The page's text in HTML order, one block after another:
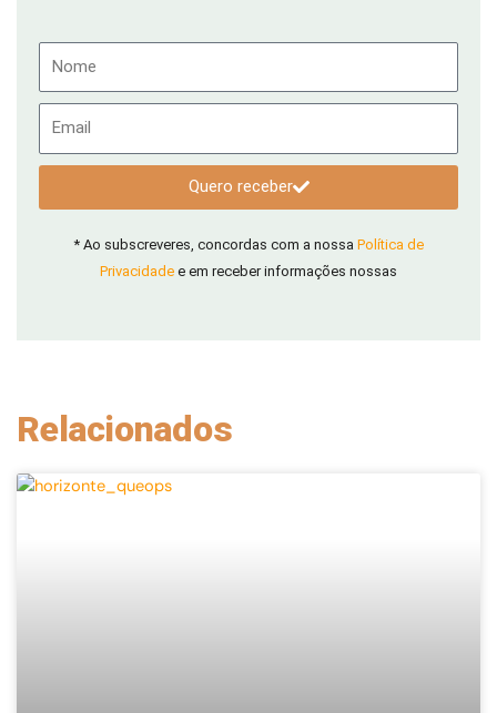
Quero receber
* Ao subscreveres, concordas com a nossa Política de
Privacidade e em receber informações nossas
Relacionados